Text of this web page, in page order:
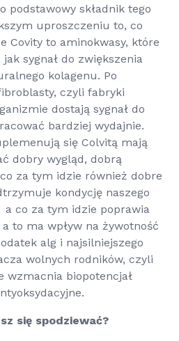
podstawowy składnik tego
uproszczeniu to, co
Covity to aminokwasy, które
sygnał do zwiększenia
kolagenu. Po
czyli fabryki
dostają sygnał do
bardziej wydajnie.
się Colvitą mają
dobry wygląd, dobrą
za tym idzie również dobre
kondycję naszego
co za tym idzie poprawia
to ma wpływ na żywotność
alg i najsilniejszego
wolnych rodników, czyli
wzmacnia biopotencjał
się spodziewać?